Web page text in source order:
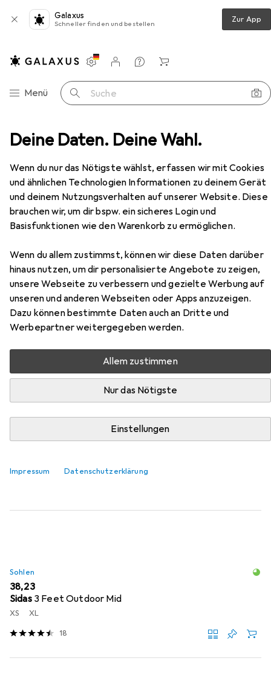
Deine Daten. Deine Wahl.
Wenn du nur das Nötigste wählst, erfassen wir mit Cookies
und ähnlichen Technologien Informationen zu deinem Gerät
und deinem Nutzungsverhalten auf unserer Website. Diese
brauchen wir, um dir bspw. ein sicheres Login und
Basisfunktionen wie den Warenkorb zu ermöglichen.
Wenn du allem zustimmst, können wir diese Daten darüber
hinaus nutzen, um dir personalisierte Angebote zu zeigen,
unsere Webseite zu verbessern und gezielte Werbung auf
unseren und anderen Webseiten oder Apps anzuzeigen.
Dazu können bestimmte Daten auch an Dritte und
Werbepartner weitergegeben werden.
Allem zustimmen
Nur das Nötigste
Einstellungen
Impressum Datenschutzerklärung
Galaxus
Schneller finden und bestellen Zur App
Navigation nach Kategorien
Menü Suche
Einstellungen
Kundenkonto
Vergleichslisten
Merklisten
Warenkorb
Sicherheitsschuhe Haix Black Eagle Safety 40
EUR
169,37
HaixBlack Eagle Safety 40
S3, 42
Zubehör für Haix Black Eagle
Safety 40
Hier findest du passendes Zubehör zum Produkt Haix
Black Eagle Safety 40 aus der Kategorie Sohlen.
Relevanz
Produktliste
EUR
32,16
Sohlen
EUR
38,23
Sidas 3 Feet Outdoor Mid
XS XL
18